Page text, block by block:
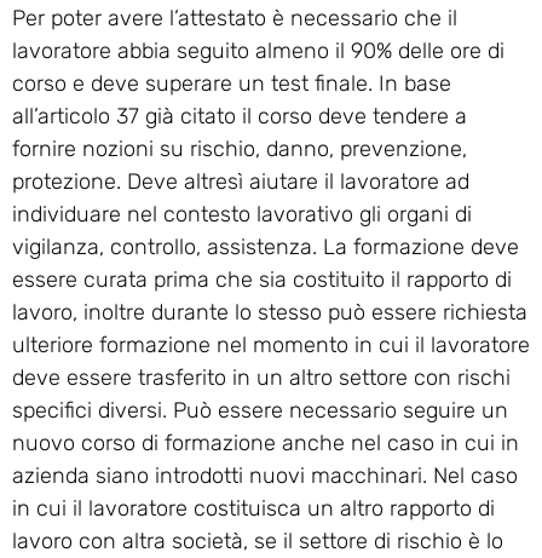
Per poter avere l’attestato è necessario che il
lavoratore abbia seguito almeno il 90% delle ore di
corso e deve superare un test finale. In base
all’articolo 37 già citato il corso deve tendere a
fornire nozioni su rischio, danno, prevenzione,
protezione. Deve altresì aiutare il lavoratore ad
individuare nel contesto lavorativo gli organi di
vigilanza, controllo, assistenza. La formazione deve
essere curata prima che sia costituito il rapporto di
lavoro, inoltre durante lo stesso può essere richiesta
ulteriore formazione nel momento in cui il lavoratore
deve essere trasferito in un altro settore con rischi
specifici diversi. Può essere necessario seguire un
nuovo corso di formazione anche nel caso in cui in
azienda siano introdotti nuovi macchinari. Nel caso
in cui il lavoratore costituisca un altro rapporto di
lavoro con altra società, se il settore di rischio è lo